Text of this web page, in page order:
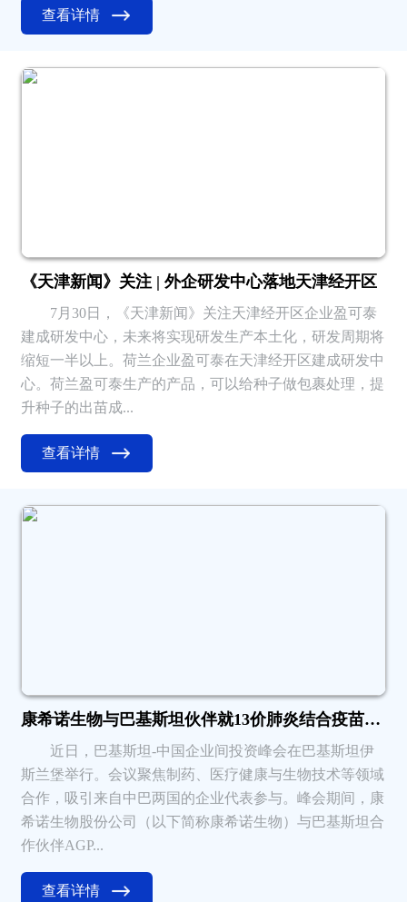
查看详情
《天津新闻》关注 | 外企研发中心落地天津经开区
7月30日，《天津新闻》关注天津经开区企业盈可泰
建成研发中心，未来将实现研发生产本土化，研发周期将
缩短一半以上。荷兰企业盈可泰在天津经开区建成研发中
心。荷兰盈可泰生产的产品，可以给种子做包裹处理，提
升种子的出苗成...
查看详情
康希诺生物与巴基斯坦伙伴就13价肺炎结合疫苗达成相关合作意向进一步拓展南亚市场布局
近日，巴基斯坦-中国企业间投资峰会在巴基斯坦伊
斯兰堡举行。会议聚焦制药、医疗健康与生物技术等领域
合作，吸引来自中巴两国的企业代表参与。峰会期间，康
希诺生物股份公司（以下简称康希诺生物）与巴基斯坦合
作伙伴AGP...
查看详情